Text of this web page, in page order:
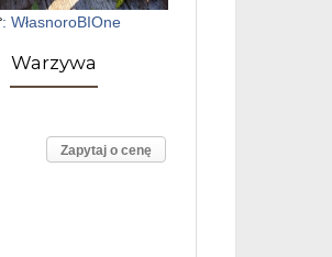
: WłasnoroBIOne
Warzywa
Zapytaj o cenę